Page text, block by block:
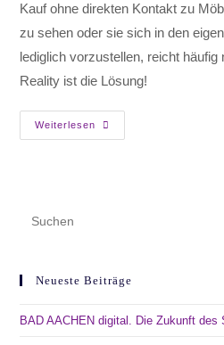
Kauf ohne direkten Kontakt zu
zu sehen oder sie sich in den
lediglich vorzustellen, reicht häufig
Reality ist die Lösung!
Weiterlesen
Neueste Beiträge
BAD AACHEN digital. Die Zukunft des